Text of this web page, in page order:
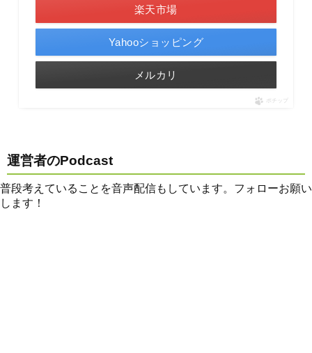
楽天市場
Yahooショッピング
メルカリ
ポチップ
運営者のPodcast
普段考えていることを音声配信もしています。フォローお願い
します！